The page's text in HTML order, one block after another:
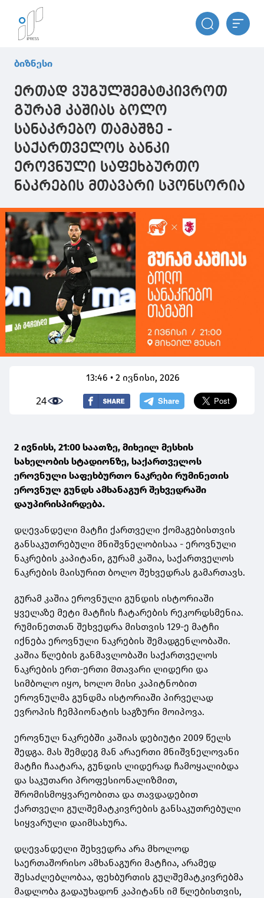
ბიზნესი
ერთად ვუგულშემატკივროთ
გურამ კაშიას ბოლო
სანაკრებო თამაშზე -
საქართველოს ბანკი
ეროვნული საფეხბურთო
ნაკრების მთავარი სპონსორია
13:46 • 2 ივნისი, 2026
24
2 ივნისს, 21:00 საათზე, მიხეილ მესხის
სახელობის სტადიონზე, საქართველოს
ეროვნული საფეხბურთო ნაკრები რუმინეთის
ეროვნულ გუნდს ამხანაგურ შეხვედრაში
დაუპირისპირდება.
დღევანდელი მატჩი ქართველი ქომაგებისთვის
განსაკუთრებული მნიშვნელობისაა - ეროვნული
ნაკრების კაპიტანი, გურამ კაშია, საქართველოს
ნაკრების მაისურით ბოლო შეხვედრას გამართავს.
გურამ კაშია ეროვნული გუნდის ისტორიაში
ყველაზე მეტი მატჩის ჩატარების რეკორდსმენია.
რუმინეთთან შეხვედრა მისთვის 129-ე მატჩი
იქნება ეროვნული ნაკრების შემადგენლობაში.
კაშია წლების განმავლობაში საქართველოს
ნაკრების ერთ-ერთი მთავარი ლიდერი და
სიმბოლო იყო, ხოლო მისი კაპიტნობით
ეროვნულმა გუნდმა ისტორიაში პირველად
ევროპის ჩემპიონატის საგზური მოიპოვა.
ეროვნულ ნაკრებში კაშიას დებიუტი 2009 წელს
შედგა. მას შემდეგ მან არაერთი მნიშვნელოვანი
მატჩი ჩაატარა, გუნდის ლიდერად ჩამოყალიბდა
და საკუთარი პროფესიონალიზმით,
შრომისმოყვარეობითა და თავდადებით
ქართველი გულშემატკივრების განსაკუთრებული
სიყვარული დაიმსახურა.
დღევანდელი შეხვედრა არა მხოლოდ
საერთაშორისო ამხანაგური მატჩია, არამედ
შესაძლებლობაა, ფეხბურთის გულშემატკივრებმა
მადლობა გადაუხადონ კაპიტანს იმ წლებისთვის,